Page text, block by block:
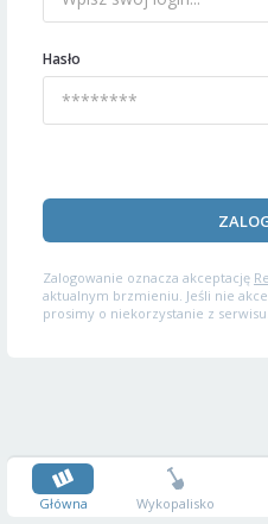
Hasło
Zalogowanie oznacza akceptację
aktualnym brzmieniu. Jeśli nie
prosimy o niekorzystanie z serwisu.
Główna Wykopalisko